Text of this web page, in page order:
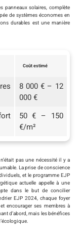
panneaux solaires, complète
de systèmes économes en
durables est une manière
Coût estimé
8 000 € – 12
000 €
50 € – 150
€/m²
pas une nécessité il y a
La prise de conscience
et le programme EJP
actuelle appelle à une
dans le but de concilier
EJP 2024, chaque foyer
encourager ses membres à
d’abord, mais les bénéfices